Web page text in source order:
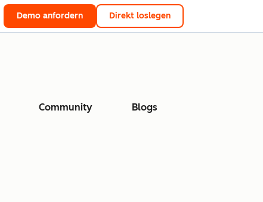
Demo anfordern Direkt loslegen
Community Blogs